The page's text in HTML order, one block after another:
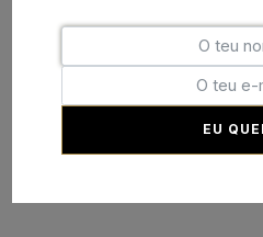
EU